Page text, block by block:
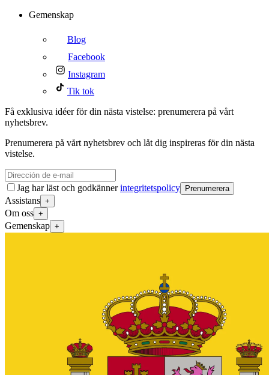
Gemenskap
Blog
Facebook
Instagram
Tik tok
Få exklusiva idéer för din nästa vistelse: prenumerera på vårt
nyhetsbrev.
Prenumerera på vårt nyhetsbrev och låt dig inspireras för din nästa
vistelse.
Jag har läst och godkännerintegritetspolicy Prenumerera
Assistans +
Om oss +
Gemenskap +